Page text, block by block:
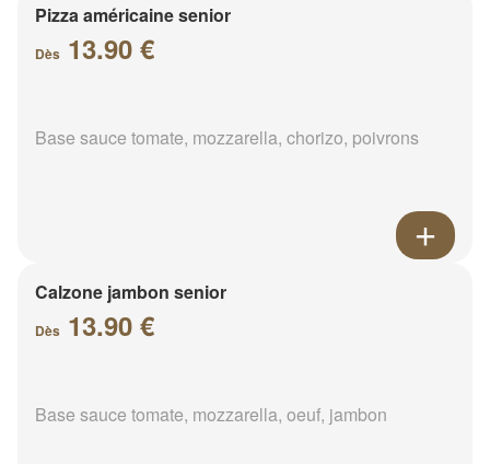
Pizza américaine senior
Dès 13.90 €
Base sauce tomate, mozzarella, chorizo, poivrons
Calzone jambon senior
Dès 13.90 €
Base sauce tomate, mozzarella, oeuf, jambon